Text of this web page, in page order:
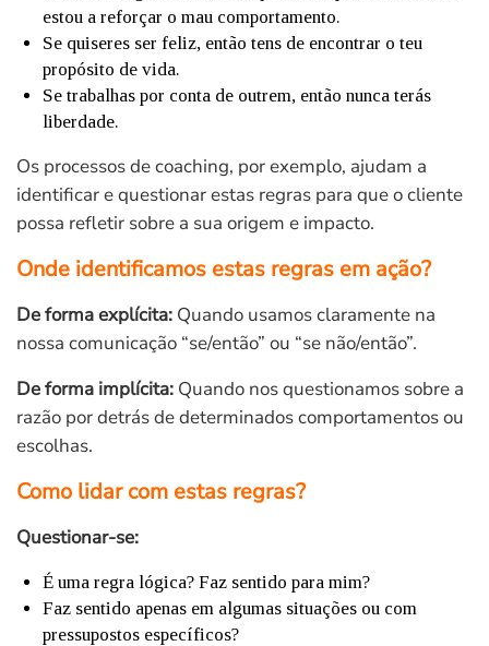
estou a reforçar o mau comportamento.
Se quiseres ser feliz, então tens de encontrar o teu
propósito de vida.
Se trabalhas por conta de outrem, então nunca terás
liberdade.
Os processos de coaching, por exemplo, ajudam a
identificar e questionar estas regras para que o cliente
possa refletir sobre a sua origem e impacto.
Onde identificamos estas regras em ação?
De forma explícita: Quando usamos claramente na
nossa comunicação “se/então” ou “se não/então”.
De forma implícita: Quando nos questionamos sobre a
razão por detrás de determinados comportamentos ou
escolhas.
Como lidar com estas regras?
Questionar-se:
É uma regra lógica? Faz sentido para mim?
Faz sentido apenas em algumas situações ou com
pressupostos específicos?